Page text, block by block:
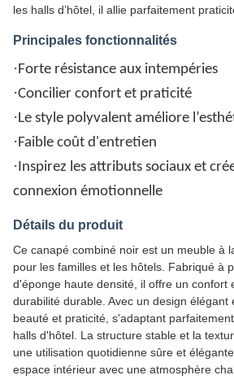
les halls d’hôtel, il allie parfaitement
Principales fonctionnalités
·Forte résistance aux intempéries
·Concilier confort et praticité
·Le style polyvalent améliore
·Faible coût d'entretien
·Inspirez les attributs sociaux et
connexion émotionnelle
Détails du produit
Ce canapé combiné noir est un meuble à
pour les familles et les hôtels. Fabriqué à
d'éponge haute densité, il offre un confort
durabilité durable. Avec un design élégant
beauté et praticité, s'adaptant
halls d'hôtel. La structure stable et la
une utilisation quotidienne sûre et
espace intérieur avec une atmosphère